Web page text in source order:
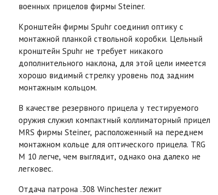
военных прицелов фирмы Steiner.
Кронштейн фирмы Spuhr соединил оптику с
монтажной планкой ствольной коробки. Цельный
кронштейн Spuhr не требует никакого
дополнительного наклона, для этой цели имеется
хорошо видимый стрелку уровень под задним
монтажным кольцом.
В качестве резервного прицела у тестируемого
оружия служил компактный коллиматорный прицел
MRS фирмы Steiner, расположенный на переднем
монтажном кольце для оптического прицела. TRG
M 10 легче, чем выглядит, однако она далеко не
легковес.
Отдача патрона .308 Winchester лежит